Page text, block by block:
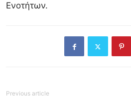
‬Ενοτήτων.‭
Previous article